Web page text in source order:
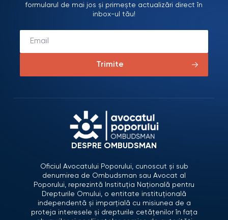
formularul de mai jos și primește actualizări direct în
inbox-ul tău!
Trimite
DESPRE OMBUDSMAN
Oficiul Avocatului Poporului, cunoscut și sub
denumirea de Ombudsman sau Avocat al
Poporului, reprezintă Instituția Națională pentru
Drepturile Omului, o entitate instituțională
independentă și imparțială cu misiunea de a
proteja interesele și drepturile cetățenilor în fața